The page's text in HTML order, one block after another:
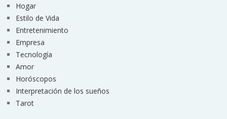
Hogar
Estilo de Vida
Entretenimiento
Empresa
Tecnología
Amor
Horóscopos
Interpretación de los sueños
Tarot